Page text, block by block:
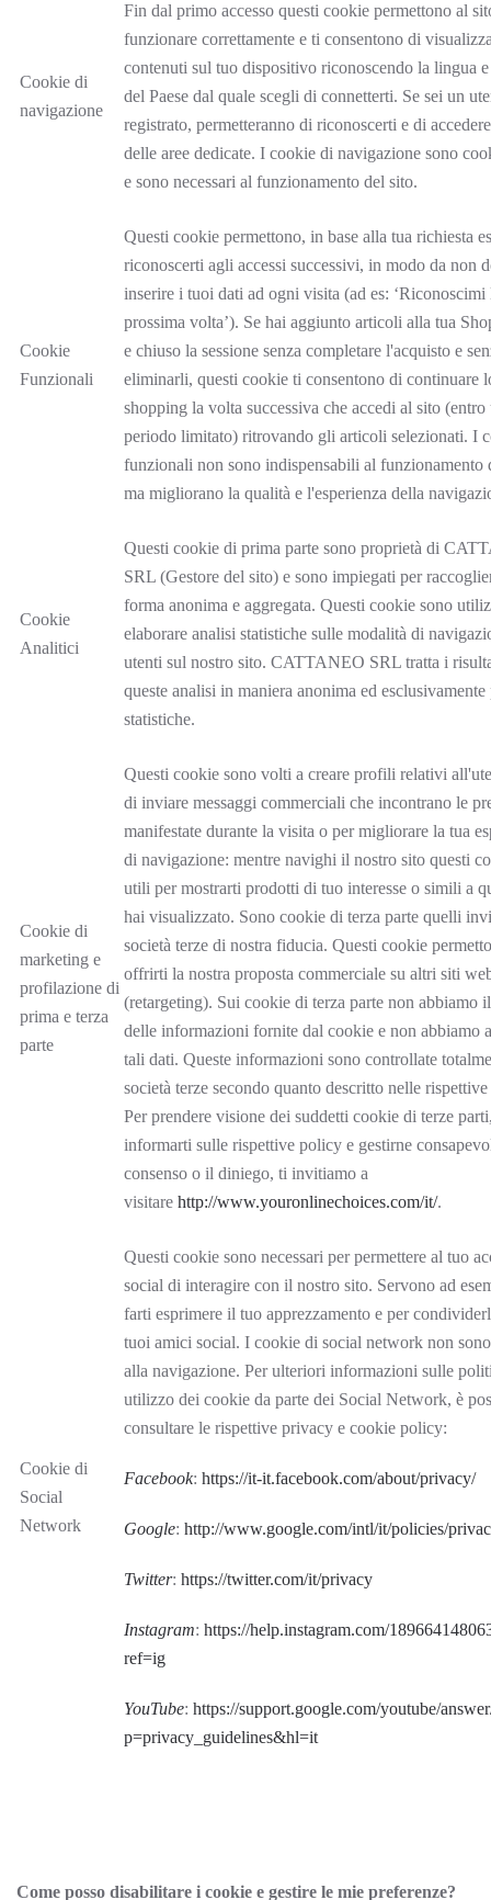
Cookie di
navigazione
Fin dal primo accesso questi cookie permettono al
funzionare correttamente e ti consentono di
contenuti sul tuo dispositivo riconoscendo la lingua
del Paese dal quale scegli di connetterti. Se sei un
registrato, permetteranno di riconoscerti e di
delle aree dedicate. I cookie di navigazione sono
e sono necessari al funzionamento del sito.
Cookie
Funzionali
Questi cookie permettono, in base alla tua richiesta
riconoscerti agli accessi successivi, in modo da non
inserire i tuoi dati ad ogni visita (ad es: ‘Riconoscimi
prossima volta’). Se hai aggiunto articoli alla tua
e chiuso la sessione senza completare l'acquisto e
eliminarli, questi cookie ti consentono di continuare
shopping la volta successiva che accedi al sito (entro
periodo limitato) ritrovando gli articoli selezionati. I
funzionali non sono indispensabili al funzionamento
ma migliorano la qualità e l'esperienza della
Cookie
Analitici
Questi cookie di prima parte sono proprietà di
SRL (Gestore del sito) e sono impiegati per
forma anonima e aggregata. Questi cookie sono
elaborare analisi statistiche sulle modalità di
utenti sul nostro sito. CATTANEO SRL tratta i
queste analisi in maniera anonima ed
statistiche.
Cookie di
marketing e
profilazione di
prima e terza
parte
Questi cookie sono volti a creare profili relativi
di inviare messaggi commerciali che incontrano le
manifestate durante la visita o per migliorare la tua
di navigazione: mentre navighi il nostro sito questi
utili per mostrarti prodotti di tuo interesse o simili a
hai visualizzato. Sono cookie di terza parte quelli
società terze di nostra fiducia. Questi cookie
offrirti la nostra proposta commerciale su altri siti
(retargeting). Sui cookie di terza parte non abbiamo
delle informazioni fornite dal cookie e non abbiamo
tali dati. Queste informazioni sono controllate
società terze secondo quanto descritto nelle
Per prendere visione dei suddetti cookie di terze
informarti sulle rispettive policy e gestirne
consenso o il diniego, ti invitiamo a
visitare http://www.youronlinechoices.com/it/.
Cookie di
Social
Network
Questi cookie sono necessari per permettere al tuo
social di interagire con il nostro sito. Servono ad
farti esprimere il tuo apprezzamento e per
tuoi amici social. I cookie di social network non sono
alla navigazione. Per ulteriori informazioni sulle
utilizzo dei cookie da parte dei Social Network, è
consultare le rispettive privacy e cookie policy:
Facebook: https://it-it.facebook.com/about/privacy/
Google: http://www.google.com/intl/it/policies/
Twitter: https://twitter.com/it/privacy
Instagram: https://help.instagram.com/
ref=ig
YouTube: https://support.google.com/youtube/
p=privacy_guidelines&hl=it
Come posso disabilitare i cookie e gestire le mie preferenze?